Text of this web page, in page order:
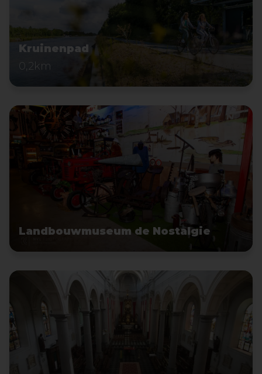
Kruinenpad
0,2km
Landbouwmuseum de Nostalgie